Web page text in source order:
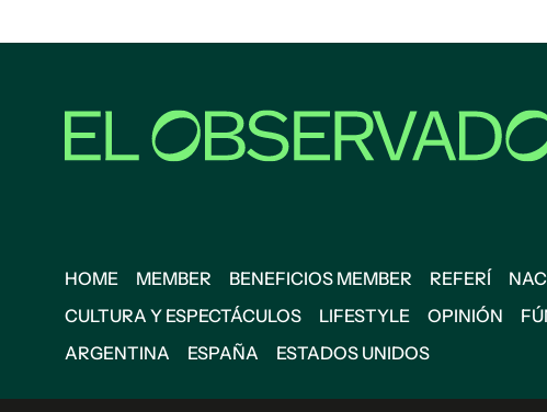
HOME MEMBER BENEFICIOS MEMBER REFERÍ
CULTURA Y ESPECTÁCULOS
LIFESTYLE OPINIÓN
ARGENTINA
ESPAÑA ESTADOS UNIDOS